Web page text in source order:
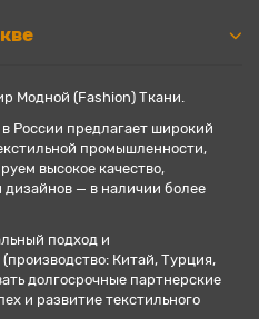
Модной (Fashion) Ткани.
России предлагает широкий
промышленности,
высокое качество,
дизайнов — в наличии более
подход и
Китай, Турция,
долгосрочные партнерские
и развитие текстильного